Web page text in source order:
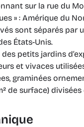
sur la rue du
» : Amérique du
sont séparés par
États-Unis.
des petits jardins
et vivaces
graminées
de surface)